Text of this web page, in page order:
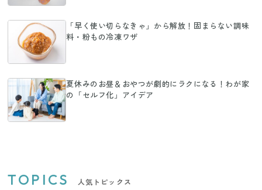
「早く使い切らなきゃ」から解放！固まらない調味
料・粉もの冷凍ワザ
夏休みのお昼＆おやつが劇的にラクになる！わが家
の「セルフ化」アイデア
TOPICS 人気トピックス